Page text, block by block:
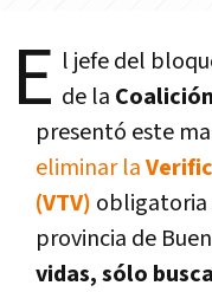
E l jefe del
de la
presentó este
eliminar la
(VTV) obligatoria
provincia de
vidas, sólo